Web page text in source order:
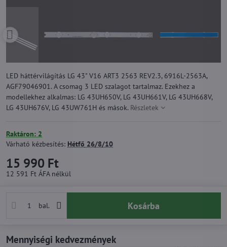
LED háttérvilágítás LG 43" V16 ART3 2563 REV2.3, 6916L-2563A,
AGF79046901. A csomag 3 LED szalagot tartalmaz. Ezekhez a
modellekhez alkalmas: LG 43UH650V, LG 43UH661V, LG 43UH668V,
LG 43UH676V, LG 43UW761H és mások. Részletek
Raktáron: 2
Várható kézbesítés: Hétfő 26/8/10
15 990 Ft
12 591 Ft ÁFA nélkül
bal. Kosárba
Mennyiségi kedvezmények